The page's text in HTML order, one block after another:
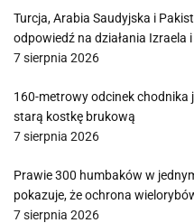
Turcja, Arabia Saudyjska i
odpowiedź na działania Izraela
7 sierpnia 2026
160-metrowy odcinek
starą kostkę brukową
7 sierpnia 2026
Prawie 300 humbaków w
pokazuje, że ochrona
7 sierpnia 2026